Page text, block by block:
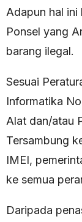
Adapun hal
Ponsel yang
barang ilegal.
Sesuai
Informatika
Alat dan/atau
Tersambung
IMEI,
ke semua
Daripada